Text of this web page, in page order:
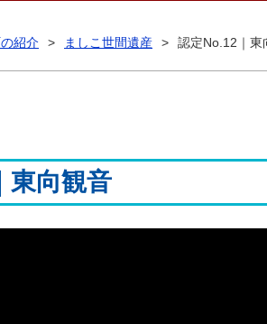
紹介 > ましこ世間遺産 > 認定No.12｜東
東向観音